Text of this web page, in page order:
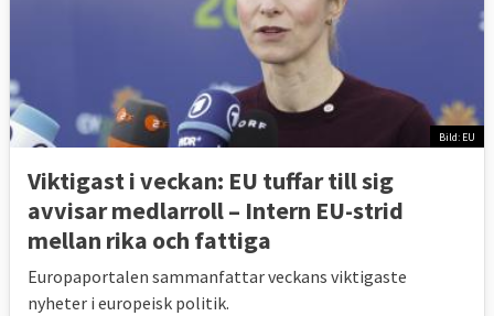
Bild: EU
Viktigast i veckan: EU tuffar till sig
avvisar medlarroll – Intern EU-strid
mellan rika och fattiga
Europaportalen sammanfattar veckans viktigaste
nyheter i europeisk politik.